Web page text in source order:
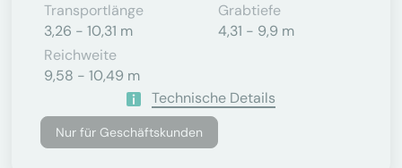
Transportlänge
3,26 - 10,31 m
Grabtiefe
4,31 - 9,9 m
Reichweite
9,58 - 10,49 m
Technische Details
Nur für Geschäftskunden